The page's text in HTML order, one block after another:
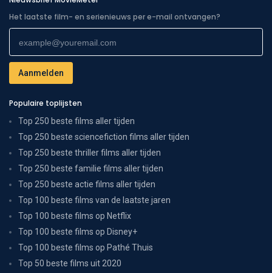
Het laatste film- en serienieuws per e-mail ontvangen?
Populaire toplijsten
Top 250 beste films aller tijden
Top 250 beste sciencefiction films aller tijden
Top 250 beste thriller films aller tijden
Top 250 beste familie films aller tijden
Top 250 beste actie films aller tijden
Top 100 beste films van de laatste jaren
Top 100 beste films op Netflix
Top 100 beste films op Disney+
Top 100 beste films op Pathé Thuis
Top 50 beste films uit 2020